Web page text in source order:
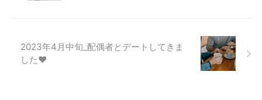
2023年4月中旬_配偶者とデートしてきま
した❤